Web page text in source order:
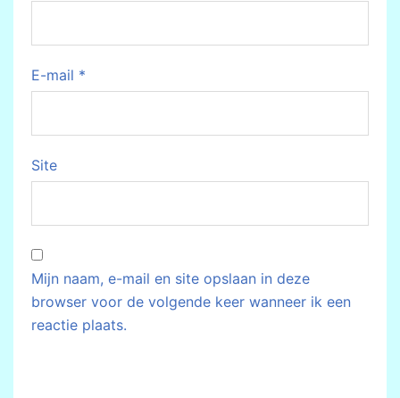
E-mail *
Site
Mijn naam, e-mail en site opslaan in deze
browser voor de volgende keer wanneer ik een
reactie plaats.